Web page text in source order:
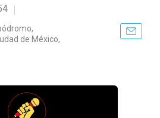
de México,